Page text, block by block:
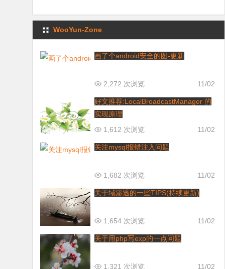
WooYun-Zone
画了个android安全的图-更新
11/02
2,272 次浏览
好文推荐:LocalBroadcastManager 的
实现原理
11/02
1,612 次浏览
关注mysql报错注入问题
11/02
1,682 次浏览
关于域渗透的一些TIPS(持续更新)
11/02
1,654 次浏览
关于用php写exp的一点问题
11/02
1,321 次浏览